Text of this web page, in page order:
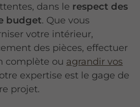
dans le respect des
budget. Que vous
votre intérieur,
des pièces, effectuer
complète ou agrandir vos
expertise est le gage de
projet.